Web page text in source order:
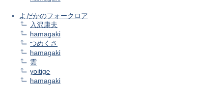
よだかのフォークロア
入沢康夫
hamagaki
つめくさ
hamagaki
雲
yoitige
hamagaki